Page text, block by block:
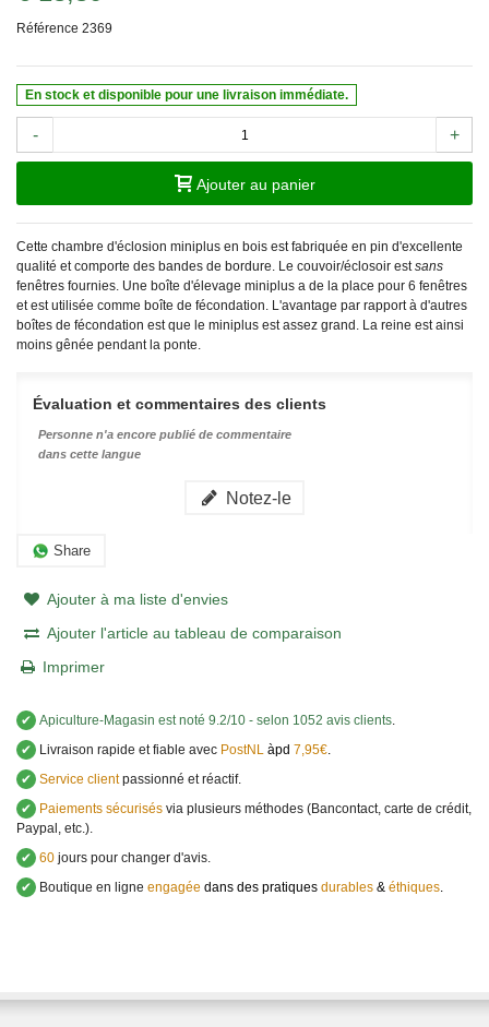
Référence 2369
En stock et disponible pour une livraison immédiate.
- +
Ajouter au panier
Cette chambre d'éclosion miniplus en bois est fabriquée en pin d'excellente
qualité et comporte des bandes de bordure. Le couvoir/éclosoir estsans
fenêtres fournies. Une boîte d'élevage miniplus a de la place pour 6 fenêtres
et est utilisée comme boîte de fécondation. L'avantage par rapport à d'autres
boîtes de fécondation est que le miniplus est assez grand. La reine est ainsi
moins gênée pendant la ponte.
Évaluation et commentaires des clients
Personne n'a encore publié de commentaire
dans cette langue
Notez-le
Share
Ajouter à ma liste d'envies
Ajouter l'article au tableau de comparaison
Imprimer
✔ Apiculture-Magasin est noté 9.2/10 - selon 1052 avis clients.
✔
Livraison rapide et fiable avec PostNL àpd 7,95€.
✔ Service clientpassionné et réactif.
✔
Paiements sécurisés via plusieurs méthodes (Bancontact, carte de crédit,
Paypal, etc.).
✔ 60 jours pour changer d'avis.
✔
Boutique en ligne engagée dans des pratiques durables & éthiques.